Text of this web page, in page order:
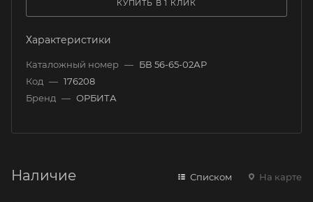
КУПИТЬ В 1 КЛИК
Характеристики
Каталожный номер — БВ 56-65-02АР
Код — 176208
Бренд — ОРБИТА
Наличие Списком На карте